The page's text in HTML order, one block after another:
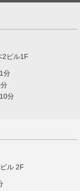
2ビル1F
分
分
ル 2F